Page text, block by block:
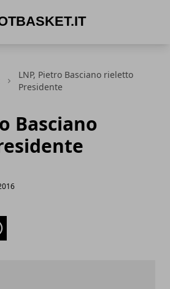
LNP, Pietro Basciano rieletto
Presidente
Basciano